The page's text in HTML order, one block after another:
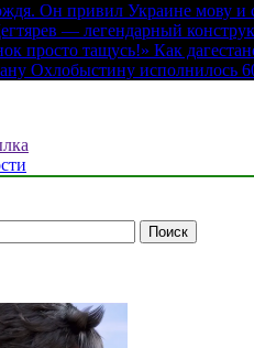
Он привил Украине мову и
— легендарный
просто тащусь!» Как
Охлобыстину исполнилось